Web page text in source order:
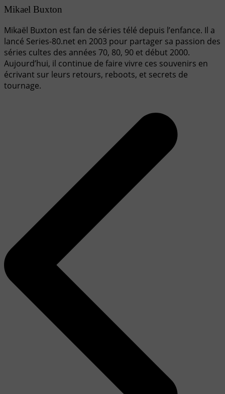
Mikael Buxton
Mikaël Buxton est fan de séries télé depuis l’enfance. Il a
lancé Series-80.net en 2003 pour partager sa passion des
séries cultes des années 70, 80, 90 et début 2000.
Aujourd’hui, il continue de faire vivre ces souvenirs en
écrivant sur leurs retours, reboots, et secrets de
tournage.